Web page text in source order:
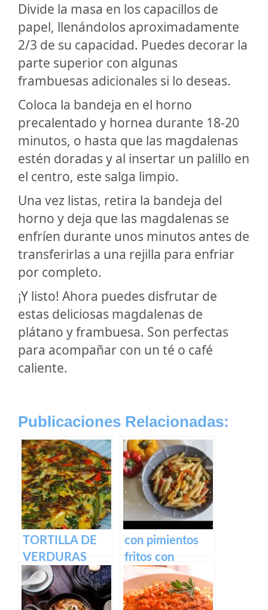
Divide la masa en los capacillos de
papel, llenándolos aproximadamente
2/3 de su capacidad. Puedes decorar la
parte superior con algunas
frambuesas adicionales si lo deseas.
Coloca la bandeja en el horno
precalentado y hornea durante 18-20
minutos, o hasta que las magdalenas
estén doradas y al insertar un palillo en
el centro, este salga limpio.
Una vez listas, retira la bandeja del
horno y deja que las magdalenas se
enfríen durante unos minutos antes de
transferirlas a una rejilla para enfriar
por completo.
¡Y listo! Ahora puedes disfrutar de
estas deliciosas magdalenas de
plátano y frambuesa. Son perfectas
para acompañar con un té o café
caliente.
Publicaciones Relacionadas:
TORTILLA DE
VERDURAS
con pimientos
fritos con
mantequilla